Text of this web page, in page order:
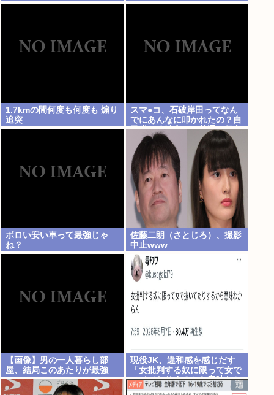
1.7kmの間何度も何度も 煽り
追突
スマ●コ、石破岸田ってなん
でにあんなに叩かれたの？自
民党の政治家だし普通に保守
じゃん
ボロい安い車って最強じゃ
ね？
佐藤二朗（さとじろ）、撮影
中止www
【画像】男の一人暮らし部
屋、結局このあたりが最強
www
現役JK、違和感を感じだす
「女批判する奴に限って女で
ヌイてたりするから意味わか
らなくなってきた 」